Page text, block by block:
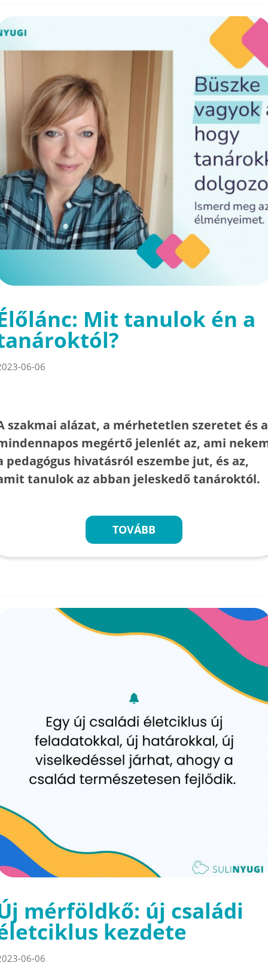
Mit tanulok én a
06-06
szakmai alázat, a mérhetetlen szeretet és a
megértő jelenlét az, ami
pedagógus hivatásról eszembe jut, és az,
tanulok az abban jeleskedő tanároktól.
TOVÁBB
mérföldkő: új családi
kezdete
06-06